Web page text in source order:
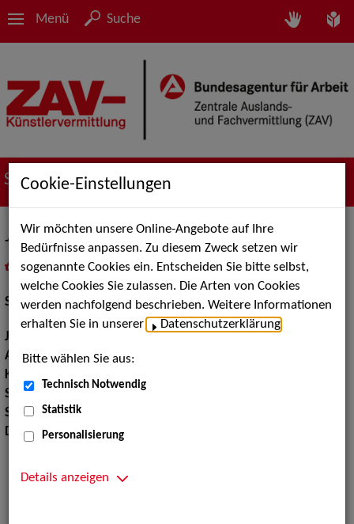
Menü Suche
Suche nach Künstler*innen
Julenka Werkmeister
als PDF speichern
inMeine Merklistelegen
Schauspiel:Film und TV
Jahrgang:
Augenfarbe:blau
Körpergröße:
Sport:
Sprachen:Englisch
Dialekte:Hochdeutsch
Cookie-Einstellungen
Wir möchten unsere Online-Angebote auf Ihre
Bedürfnisse anpassen. Zu diesem Zweck setzen wir
sogenannte Cookies ein. Entscheiden Sie bitte selbst,
welche Cookies Sie zulassen. Die Arten von Cookies
werden nachfolgend beschrieben. Weitere Informationen
erhalten Sie in unserer
Datenschutzerklärung
Bitte wählen Sie aus:
Technisch Notwendig
Statistik
Personalisierung
Details anzeigen